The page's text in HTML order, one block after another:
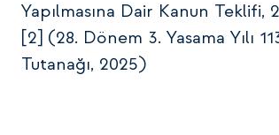
Yapılmasına Dair Kanun Teklifi,
[2] (28. Dönem 3. Yasama Yılı
Tutanağı, 2025)